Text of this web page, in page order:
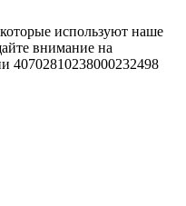
используют наше
внимание на
40702810238000232498